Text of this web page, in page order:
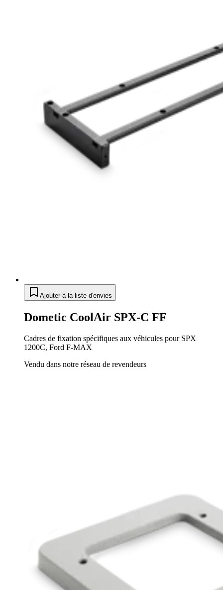
Ajouter à la liste d'envies
Dometic CoolAir SPX-C FF
Cadres de fixation spécifiques aux véhicules pour SPX
1200C, Ford F-MAX
Vendu dans notre réseau de revendeurs